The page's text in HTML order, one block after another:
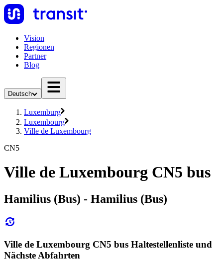
Vision
Regionen
Partner
Blog
Deutsch
Luxemburg
Luxembourg
Ville de Luxembourg
CN5
Ville de Luxembourg CN5 bus
Hamilius (Bus) - Hamilius (Bus)
Ville de Luxembourg CN5 bus Haltestellenliste und
Nächste Abfahrten